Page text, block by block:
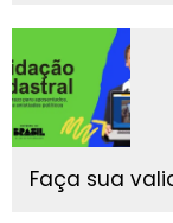
Faça sua